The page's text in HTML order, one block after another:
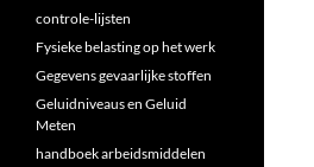
controle-lijsten
Fysieke belasting op het werk
Gegevens gevaarlijke stoffen
Geluidniveaus en Geluid
Meten
handboek arbeidsmiddelen